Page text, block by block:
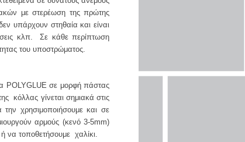
με στερέωση της πρώτης
υπάρχουν στηθαία και είναι
κλπ. Σε κάθε περίπτωση
του υποστρώματος.
POLYGLUE σε μορφή πάστας
κόλλας γίνεται σημιακά στις
χρησιμοποιήσουμε και σε
αρμούς (κενό 3-5mm)
να τοποθετήσουμε χαλίκι.